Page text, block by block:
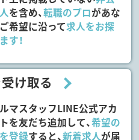
を含め、転職のプロがあな
希望に沿って求人をお探
す！
け取る
マスタッフLINE公式アカ
を友だち追加して、希望の
登録すると、新着求人が届